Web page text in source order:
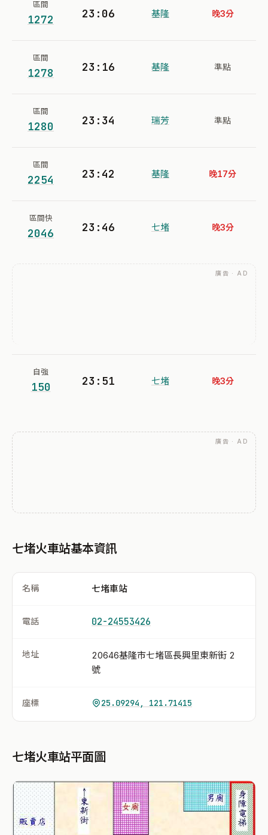
區間
1272 23:06 基隆 晚3分
區間
1278 23:16 基隆 準點
區間
1280 23:34 瑞芳 準點
區間
2254 23:42 基隆 晚17分
區間快
2046 23:46 七堵 晚3分
廣告 · AD
自強
150 23:51 七堵 晚3分
廣告 · AD
七堵火車站基本資訊
名稱 七堵車站
電話 02-24553426
地址
20646基隆市七堵區長興里東新街 2
號
座標 25.09294, 121.71415
七堵火車站平面圖